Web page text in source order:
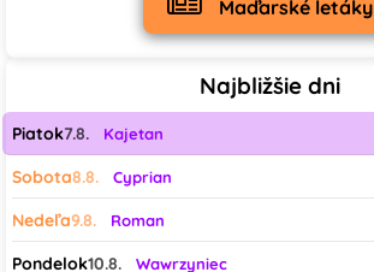
Maďarské letáky
Najbližšie dni
Piatok7.8. Kajetan
Sobota8.8. Cyprian
Nedeľa9.8. Roman
Pondelok10.8. Wawrzyniec